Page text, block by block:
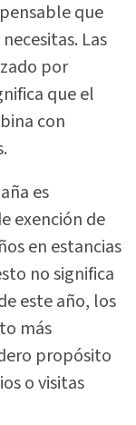
que
Las
por
que el
con
es
exención de
en estancias
no significa
este año, los
más
propósito
o visitas